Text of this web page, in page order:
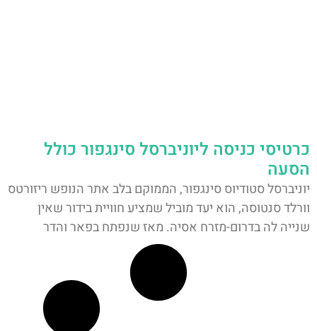
כרטיסי כניסה ליוניברסל סינגפור כולל
הסעה
יוניברסל סטודיוס סינגפור, הממוקם בלב אתר הנופש ריזורטס
וורלד סנטוסה, הוא יעד מוביל שמציע חוויית בידור שאין
שנייה לה בדרום-מזרח אסיה. מאז שנפתח בפאר והדר